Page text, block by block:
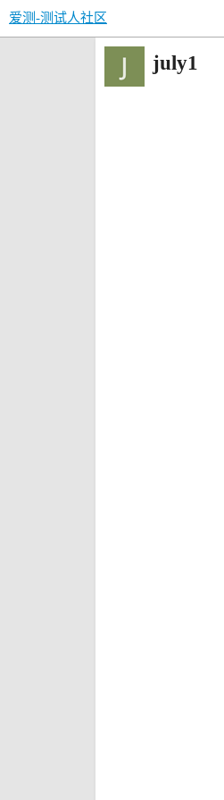
爱测-测试人社区
july1